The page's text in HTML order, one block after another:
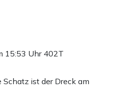
15:53 Uhr 402T
Schatz ist der Dreck am